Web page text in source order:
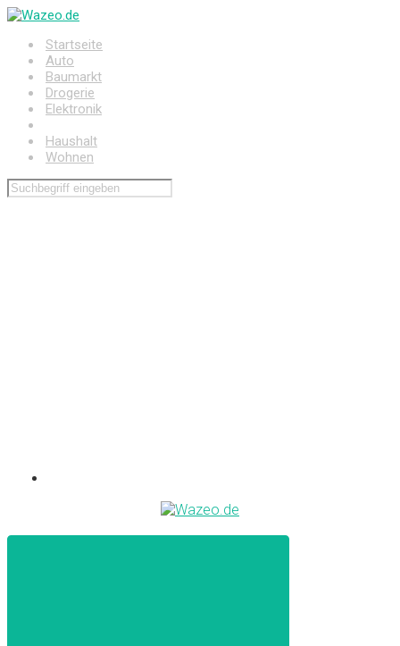
Zum
springenStartseite
Auto
Baumarkt
Drogerie
Elektronik
Haushalt
Wohnen